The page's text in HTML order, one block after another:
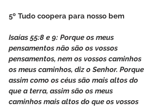
5º Tudo coopera para nosso bem
Isaías 55:8 e 9: Porque os meus
pensamentos não são os vossos
pensamentos, nem os vossos caminhos
os meus caminhos, diz o Senhor. Porque
assim como os céus são mais altos do
que a terra, assim são os meus
caminhos mais altos do que os vossos